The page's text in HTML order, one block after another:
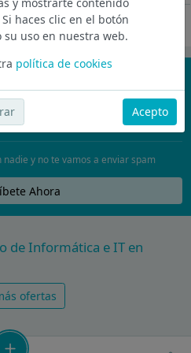
Oferta desactivada
y recibe por email las mejores
y no te vamos a enviar spam
Ahora
de Informática e IT en
ofertas
haces clic en el botón
su uso en nuestra web.
política de cookies
Acepto